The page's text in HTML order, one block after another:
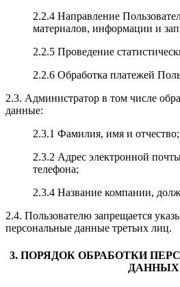
2.2.4 Направление
материалов, информации и
2.2.5 Проведение
2.2.6 Обработка платежей
2.3. Администратор в том числе
данные:
2.3.1 Фамилия, имя и отчество;
2.3.2 Адрес электронной
телефона;
2.3.4 Название компании,
2.4. Пользователю запрещается
персональные данные третьих лиц.
3. ПОРЯДОК ОБРАБОТКИ
ДАННЫХ